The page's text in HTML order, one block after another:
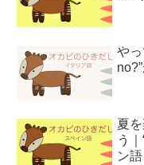
や
夏
う
ン語